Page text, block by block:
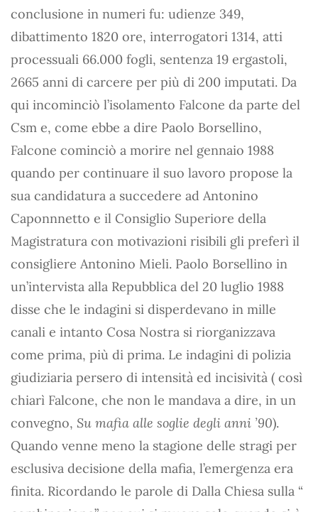
conclusione in numeri fu: udienze 349,
dibattimento 1820 ore, interrogatori 1314, atti
processuali 66.000 fogli, sentenza 19 ergastoli,
2665 anni di carcere per più di 200 imputati. Da
qui incominciò l’isolamento Falcone da parte del
Csm e, come ebbe a dire Paolo Borsellino,
Falcone cominciò a morire nel gennaio 1988
quando per continuare il suo lavoro propose la
sua candidatura a succedere ad Antonino
Caponnnetto e il Consiglio Superiore della
Magistratura con motivazioni risibili gli preferì il
consigliere Antonino Mieli. Paolo Borsellino in
un’intervista alla Repubblica del 20 luglio 1988
disse che le indagini si disperdevano in mille
canali e intanto Cosa Nostra si riorganizzava
come prima, più di prima. Le indagini di polizia
giudiziaria persero di intensità ed incisività ( così
chiarì Falcone, che non le mandava a dire, in un
convegno, Su mafia alle soglie degli anni ’90).
Quando venne meno la stagione delle stragi per
esclusiva decisione della mafia, l’emergenza era
finita. Ricordando le parole di Dalla Chiesa sulla “